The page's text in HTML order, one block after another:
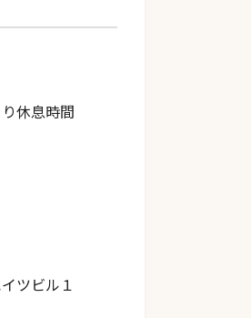
休息時間
ツビル１